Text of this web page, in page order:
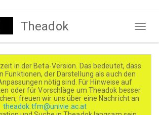
Theadok
in der Beta-Version. Das bedeutet, dass
Funktionen, der Darstellung als auch den
nötig sind. Für Hinweise auf
oder für Vorschläge um Theadok besser
freuen wir uns über eine Nachricht an
theadok.tfm@univie.ac.at